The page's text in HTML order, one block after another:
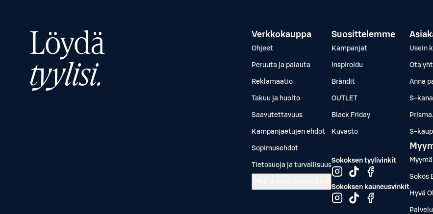
Löydä
tyylisi.
Verkkokauppa
Ohjeet
Peruuta ja palauta
Reklamaatio
Takuu ja huolto
Saavutettavuus
Kampanjaetujen ehdot
Sopimusehdot
Tietosuoja ja turvallisuus
Suosittelemme
Kampanjat
Inspiroidu
Brändit
OUTLET
Black Friday
Kuvasto
Sokoksen tyylivinkit
Sokoksen kauneusvinkit
Usein
Ota
Anna
S-
S-
Sokos
Hyvä